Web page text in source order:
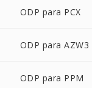
ODP para PCX
ODP para AZW3
ODP para PPM